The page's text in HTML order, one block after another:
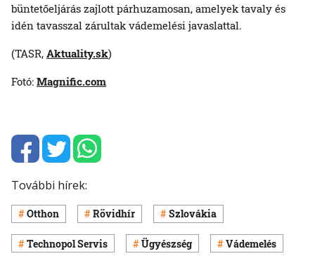
büntetőeljárás zajlott párhuzamosan, amelyek tavaly és
idén tavasszal zárultak vádemelési javaslattal.
(TASR, Aktuality.sk)
Fotó: Magnific.com
További hírek:
Otthon Rövidhír Szlovákia
Technopol Servis Ügyészség Vádemelés